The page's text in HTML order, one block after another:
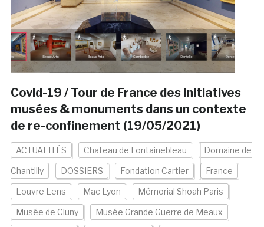
Covid-19 / Tour de France des initiatives
musées & monuments dans un contexte
de re-confinement (19/05/2021)
ACTUALITÉS Chateau de Fontainebleau Domaine de
Chantilly DOSSIERS Fondation Cartier France
Louvre Lens Mac Lyon Mémorial Shoah Paris
Musée de Cluny Musée Grande Guerre de Meaux